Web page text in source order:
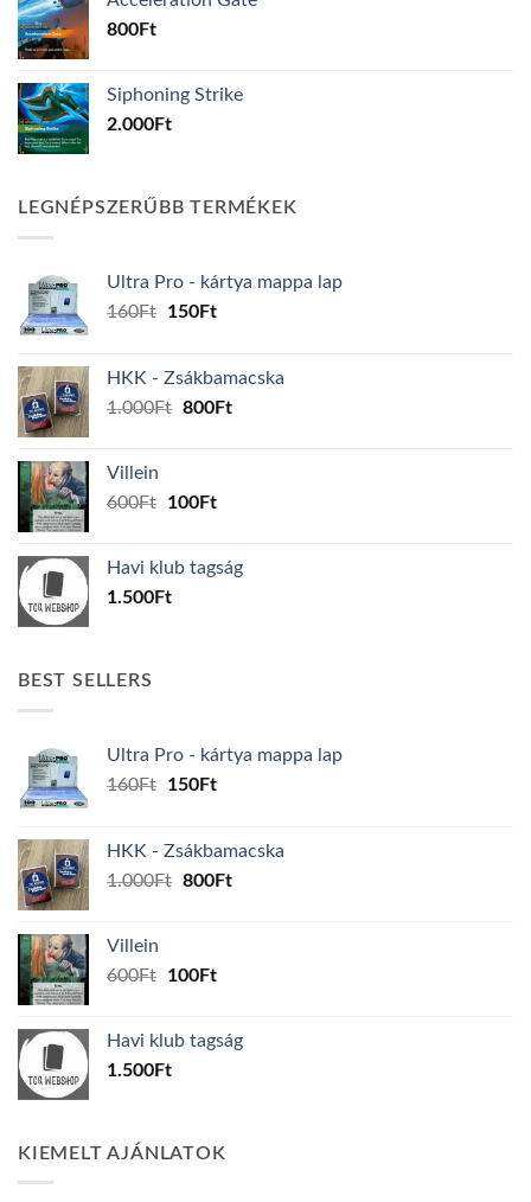
800Ft
Siphoning Strike
2.000Ft
LEGNÉPSZERŰBB TERMÉKEK
Ultra Pro - kártya mappa lap
160Ft
Original
160Ft.
150FtCurrent
150Ft.
HKK - Zsákbamacska
1.000Ft Original
800FtCurrent
Villein
600Ft
Original
600Ft.
100FtCurrent
100Ft.
Havi klub tagság
1.500Ft
BEST SELLERS
Ultra Pro - kártya mappa lap
160Ft
Original
160Ft.
150FtCurrent
150Ft.
HKK - Zsákbamacska
1.000Ft Original
800FtCurrent
Villein
600Ft
Original
600Ft.
100FtCurrent
100Ft.
Havi klub tagság
1.500Ft
KIEMELT AJÁNLATOK